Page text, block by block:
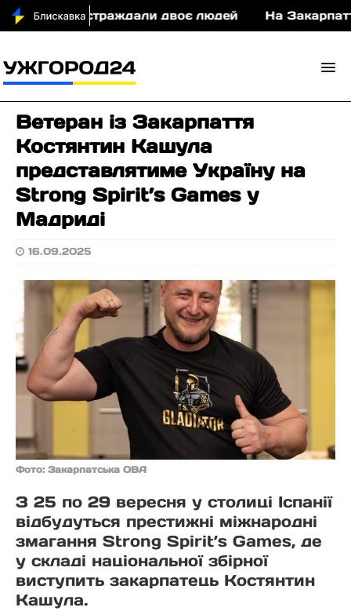
у ДТП постраждали двоє людей На
Ветеран із Закарпаття
Костянтин Кашула
представлятиме Україну на
Strong Spirit’s Games у
Мадриді
16.09.2025
Фото: Закарпатська ОВА
З 25 по 29 вересня у столиці Іспанії
відбудуться престижні міжнародні
змагання Strong Spirit’s Games, де
у складі національної збірної
виступить закарпатець Костянтин
Кашула.